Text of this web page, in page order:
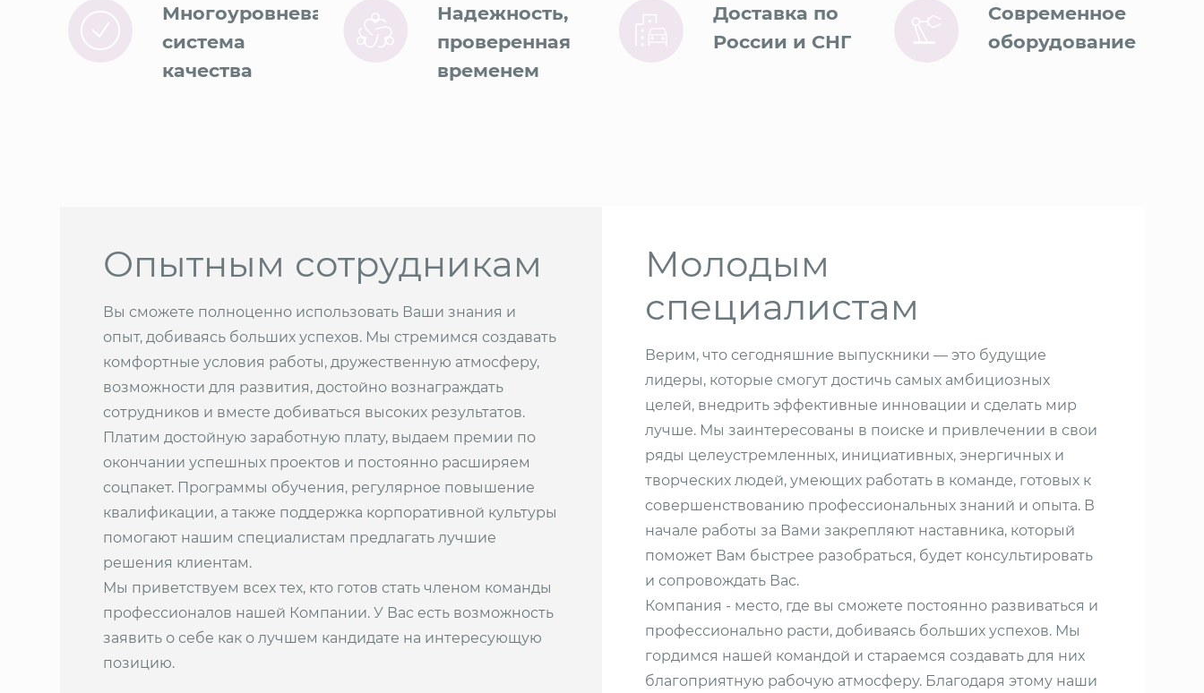
Многоуровневая
система
качества
Надежность,
проверенная
временем
Доставка по
России и СНГ
Современное
оборудование
Опытным сотрудникам
Вы сможете полноценно использовать Ваши знания и
опыт, добиваясь больших успехов. Мы стремимся создавать
комфортные условия работы, дружественную атмосферу,
возможности для развития, достойно вознаграждать
сотрудников и вместе добиваться высоких результатов.
Платим достойную заработную плату, выдаем премии по
окончании успешных проектов и постоянно расширяем
соцпакет. Программы обучения, регулярное повышение
квалификации, а также поддержка корпоративной культуры
помогают нашим специалистам предлагать лучшие
решения клиентам.
Мы приветствуем всех тех, кто готов стать членом команды
профессионалов нашей Компании. У Вас есть возможность
заявить о себе как о лучшем кандидате на интересующую
позицию.
Молодым
специалистам
Верим, что сегодняшние выпускники — это будущие
лидеры, которые смогут достичь самых амбициозных
целей, внедрить эффективные инновации и сделать мир
лучше. Мы заинтересованы в поиске и привлечении в свои
ряды целеустремленных, инициативных, энергичных и
творческих людей, умеющих работать в команде, готовых к
совершенствованию профессиональных знаний и опыта. В
начале работы за Вами закрепляют наставника, который
поможет Вам быстрее разобраться, будет консультировать
и сопровождать Вас.
Компания - место, где вы сможете постоянно развиваться и
профессионально расти, добиваясь больших успехов. Мы
гордимся нашей командой и стараемся создавать для них
благоприятную рабочую атмосферу. Благодаря этому наши